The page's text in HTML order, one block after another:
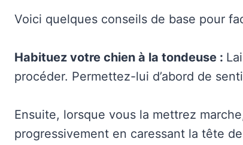
Voici quelques conseils de base pour
Habituez votre chien à la tondeuse :
procéder. Permettez-lui d’abord de
Ensuite, lorsque vous la mettrez
progressivement en caressant la tête